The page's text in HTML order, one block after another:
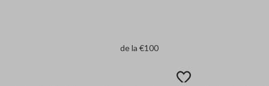
de la €100